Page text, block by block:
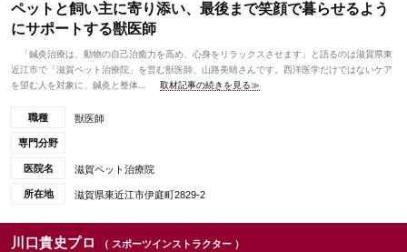
ペットと飼い主に寄り添い、最後まで笑顔で暮らせるよう
にサポートする獣医師
「鍼灸治療は、動物の自己治癒力を高め、心身をリラックスさせます」と語るのは滋賀県東
近江市で「滋賀ペット治療院」を営む獣医師、山路美晴さんです。西洋医学だけではないケア
を望む人を対象に、鍼灸と整体...
取材記事の続きを見る≫
職種 獣医師
専門分野
医院名 滋賀ペット治療院
所在地 滋賀県東近江市伊庭町2829-2
川口貴史プロ
（ スポーツインストラクター ）